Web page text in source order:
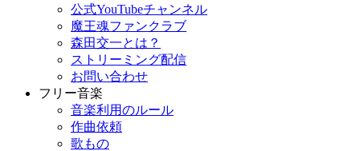
公式YouTubeチャンネル
魔王魂ファンクラブ
森田交一とは？
ストリーミング配信
お問い合わせ
フリー音楽
音楽利用のルール
作曲依頼
歌もの